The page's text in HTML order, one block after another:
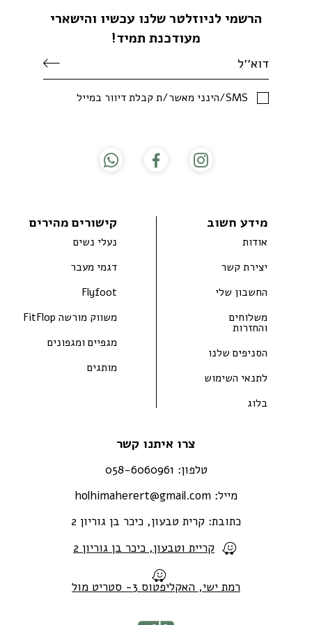
מידע חשוב
אודות
יצירת קשר
החשבון שלי
משלוחים
והחזרות
הסניפים שלנו
לתנאי השימוש
בלוג
קישורים מהירים
נעלי נשים
דגמי מעבר
Flyfoot
משווק מורשה FitFlop
מגפיים ומגפונים
מותגים
צרו איתנו קשר
טלפון: 058-6060961
מייל: holhimaherert@gmail.com
כתובת: קרית טבעון, כיכר בן גוריון 2
קריית וטבעון, כיכר בן גוריון 2
רמת ישי, האקליפטוס 3- סטריט מול
הרשמי לניוזלטר שלנו עכשיו והישארי
מעודכנת תמיד!
SMS/הינני מאשר/ת קבלת דיוור במייל